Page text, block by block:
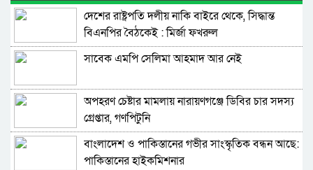
দেশের রাষ্ট্রপতি দলীয় নাকি বাইরে থেকে, সিদ্ধান্ত
বিএনপির বৈঠকেই : মির্জা ফখরুল
সাবেক এমপি সেলিমা আহমাদ আর নেই
অপহরণ চেষ্টার মামলায় নারায়ণগঞ্জে ডিবির চার সদস্য
গ্রেপ্তার, গণপিটুনি
বাংলাদেশ ও পাকিস্তানের গভীর সাংস্কৃতিক বন্ধন আছে:
পাকিস্তানের হাইকমিশনার